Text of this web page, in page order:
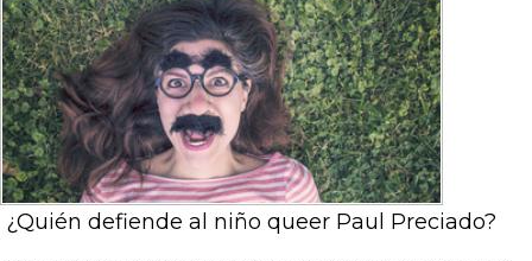
¿Quién defiende al niño queer Paul Preciado?